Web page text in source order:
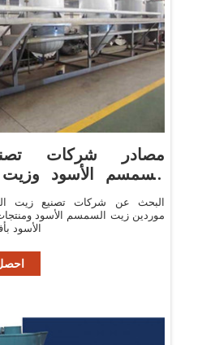
مصادر شركات
السمسم الأسود
البحث عن شركات تصنيع زيت
موردين زيت السمسم الأسود
الأسود